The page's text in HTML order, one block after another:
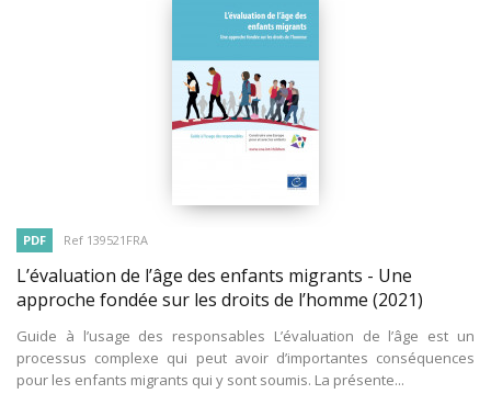
PDF Ref 139521FRA
L’évaluation de l’âge des enfants migrants - Une
approche fondée sur les droits de l’homme (2021)
Guide à l’usage des responsables L’évaluation de l’âge est un
processus complexe qui peut avoir d’importantes conséquences
pour les enfants migrants qui y sont soumis. La présente...